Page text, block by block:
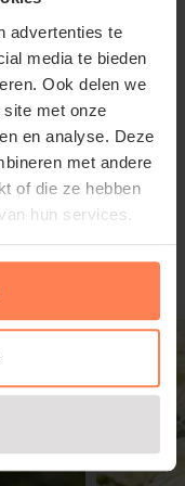
advertenties te
media te bieden
Ook delen we
met onze
en analyse. Deze
met andere
of die ze hebben
hun services.
een voorkeur
in
en stelt
snoeien
de vorming
stengels en
zodat jonge,
krijgen.